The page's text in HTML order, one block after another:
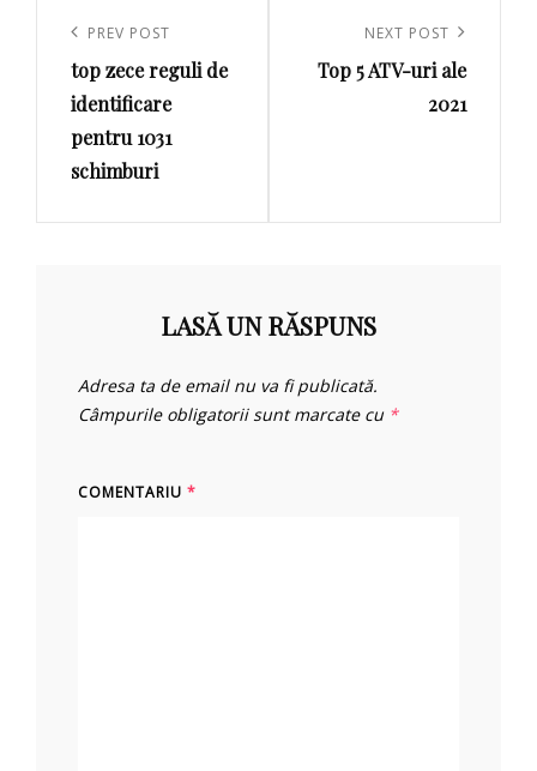
articole
Previous
Post
PREV POST
top zece reguli de
identificare
pentru 1031
schimburi
Post
NEXT POST
Top 5 ATV-uri ale
2021
LASĂ UN RĂSPUNS
Adresa ta de email nu va fi publicată.
Câmpurile obligatorii sunt marcate cu *
COMENTARIU *